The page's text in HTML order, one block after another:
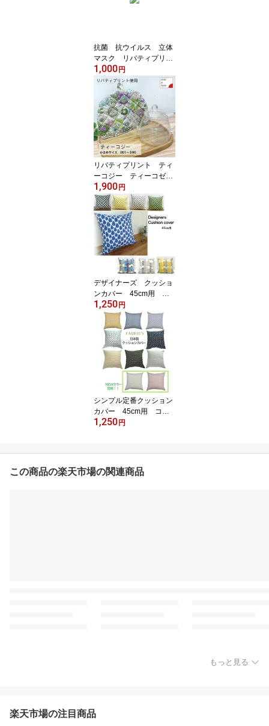
リス スウェーデン デ
抗菌 抗ウイルス 立体
マスク リバティプリン
ト 綿100％ 洗える LI
BERTY 立体マスク 布
マスク 日本製 FABRI
C'S 小さめ クラボ
ウ 女性 レディース
クレンゼ使用 CLEANS
E
1,000円
リバティプリント ティ
ーコジー ティーコゼ
ティーコージー リバテ
ィ かわいい お洒落
LIBERTY PRINTS ティ
ーポット 保温 紅茶
お茶 ティータイム テ
ィーセット スモールス
ザンナ スリーピングロ
ーズ アフタヌーンティ
ー 急須 ティーポット
1,900円
デザイナーズ クッショ
ンカバー 45cm用 コ
ットン100% FABRIC'S
日本製 北欧 イギリ
ス フィンランド
1,250円
シンプル定番クッション
カバー 45cm用 コッ
トン100% FABRIC'S日
ゃれ かっこいい
1,250円
この商品の楽天市場の関連商品
もっと見る
楽天市場の注目商品